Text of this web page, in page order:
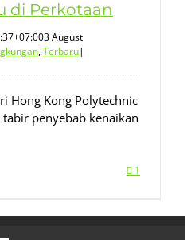
di Perkotaan
3 August
,Terbaru|
Hong Kong Polytechnic
penyebab kenaikan
1